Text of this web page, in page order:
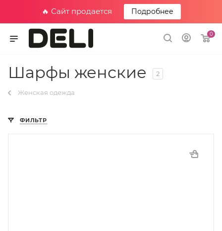
🔥 Сайт продается Подробнее
0
Шарфы женские 2
Женская одежда
ФИЛЬТР